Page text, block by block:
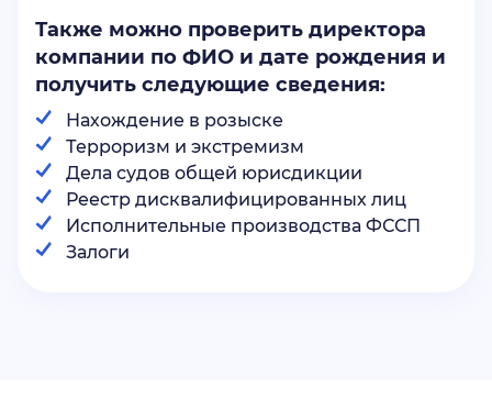
Также можно проверить директора
компании по ФИО и дате рождения и
получить следующие сведения:
Нахождение в розыске
Терроризм и экстремизм
Дела судов общей юрисдикции
Реестр дисквалифицированных лиц
Исполнительные производства ФССП
Залоги